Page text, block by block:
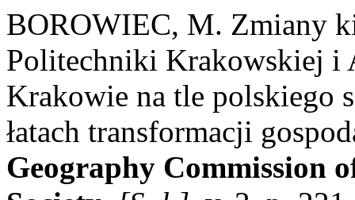
BOROWIEC, M. Zmiany
Politechniki Krakowskiej i
Krakowie na tle polskiego
łatach transformacji
Geography Commission